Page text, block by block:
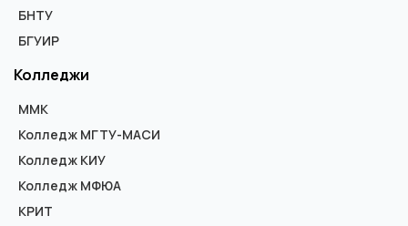
БНТУ
БГУИР
Колледжи
ММК
Колледж МГТУ-МАСИ
Колледж КИУ
Колледж МФЮА
КРИТ